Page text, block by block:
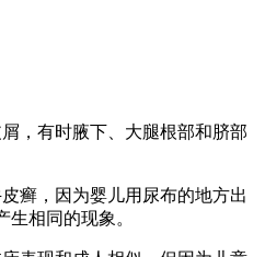
，有时腋下、大腿根部和脐部
癣，因为婴儿用尿布的地方出
相同的现象。